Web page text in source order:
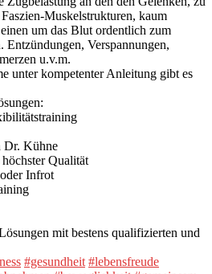
Muskelstrukturen, kaum
um das Blut ordentlich zum
Verspannungen,
u.v.m.
unter kompetenter Anleitung gibt es
Dr. Kühne
Qualität
Infrot
mit bestens qualifizierten und
#gesundheit #lebensfreude